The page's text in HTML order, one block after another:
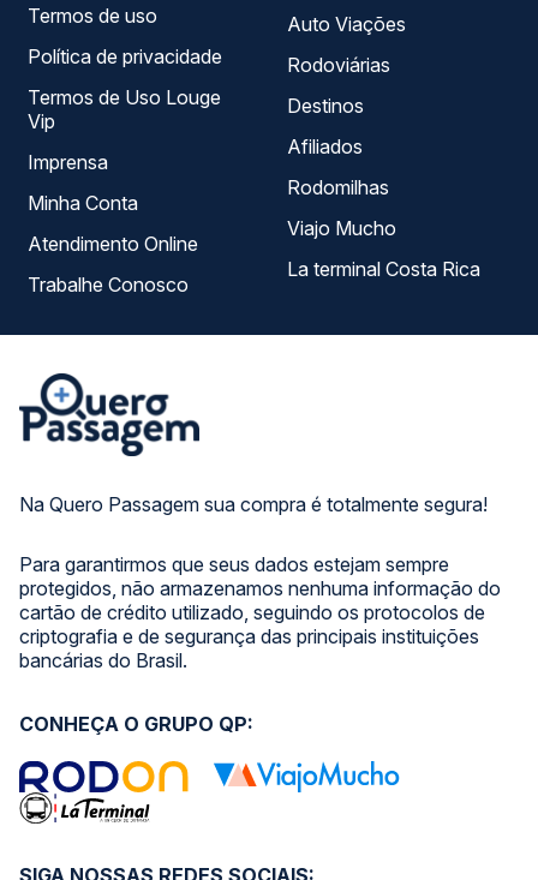
Na Quero Passagem sua compra é totalmente segura!
Para garantirmos que seus dados estejam sempre
protegidos, não armazenamos nenhuma informação do
cartão de crédito utilizado, seguindo os protocolos de
criptografia e de segurança das principais instituições
bancárias do Brasil.
Termos de uso
Política de privacidade
Termos de Uso Louge
Vip
Imprensa
Minha Conta
Atendimento Online
Trabalhe Conosco
Auto Viações
Rodoviárias
Destinos
Afiliados
Rodomilhas
Viajo Mucho
La terminal Costa Rica
SIGA NOSSAS REDES SOCIAIS:
CONHEÇA O GRUPO QP: